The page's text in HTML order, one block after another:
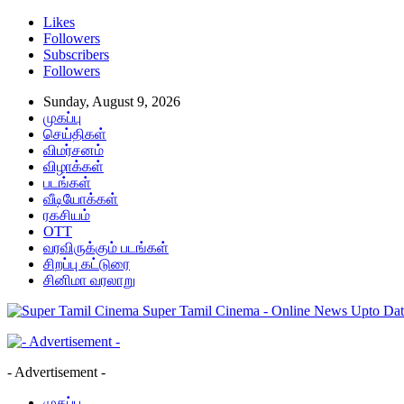
Likes
Followers
Subscribers
Followers
Sunday, August 9, 2026
முகப்பு
செய்திகள்
விமர்சனம்
விழாக்கள்
படங்கள்
வீடியோக்கள்
ரகசியம்
OTT
வரவிருக்கும் படங்கள்
சிறப்பு கட்டுரை
சினிமா வரலாறு
Super Tamil Cinema - Online News Upto
- Advertisement -